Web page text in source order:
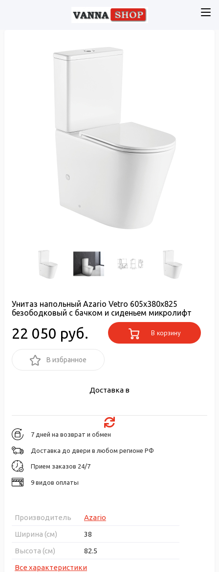
Унитаз напольный Azario Vetro 605х380х825
безободковый с бачком и сиденьем микролифт
22 050 руб. В корзину
В избранное
Доставка в
7 дней на возврат и обмен
Доставка до двери в любом регионе РФ
Прием заказов 24/7
9 видов оплаты
Производитель
Azario
Ширина (см)
38
Высота (см)
82.5
Все характеристики